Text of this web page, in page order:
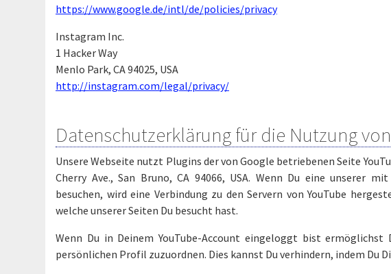
https://www.google.de/intl/de/policies/privacy
Instagram Inc.
1 Hacker Way
Menlo Park, CA 94025, USA
http://instagram.com/legal/privacy/
Datenschutzerklärung für die Nutzung
Unsere Webseite nutzt Plugins der von Google betriebenen Seite
Cherry Ave., San Bruno, CA 94066, USA. Wenn Du eine unserer
besuchen, wird eine Verbindung zu den Servern von YouTube
welche unserer Seiten Du besucht hast.
Wenn Du in Deinem YouTube-Account eingeloggt bist ermöglichst
persönlichen Profil zuzuordnen. Dies kannst Du verhindern, indem Du